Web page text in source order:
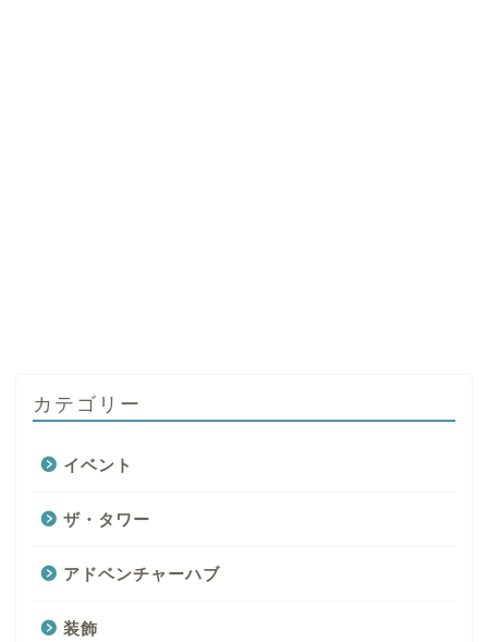
カテゴリー
イベント
ザ・タワー
アドベンチャーハブ
装飾